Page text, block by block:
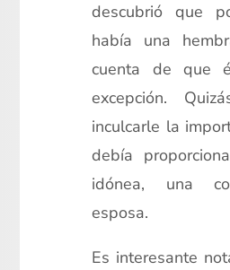
descubrió que
había una
cuenta de que
excepción.
inculcarle la
debía
idónea, una
esposa.
Es interesante